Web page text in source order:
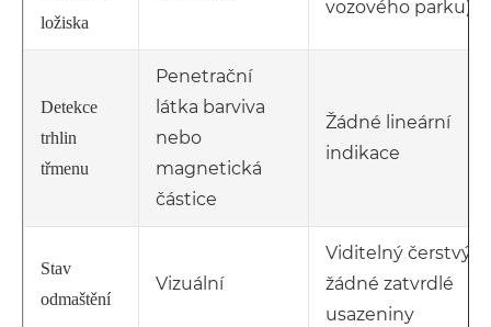
ložiska
vozového parku)
Detekce
trhlin
třmenu
Penetrační
látka barviva
nebo
magnetická
částice
Žádné lineární
indikace
Stav
odmaštění
Vizuální
Viditelný čerstvý
žádné zatvrdlé
usazeniny